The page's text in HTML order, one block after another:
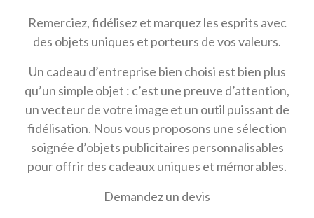
Remerciez, fidélisez et marquez les esprits avec
des objets uniques et porteurs de vos valeurs.
Un cadeau d’entreprise bien choisi est bien plus
qu’un simple objet : c’est une preuve d’attention,
un vecteur de votre image et un outil puissant de
fidélisation. Nous vous proposons une sélection
soignée d’objets publicitaires personnalisables
pour offrir des cadeaux uniques et mémorables.
Demandez un devis